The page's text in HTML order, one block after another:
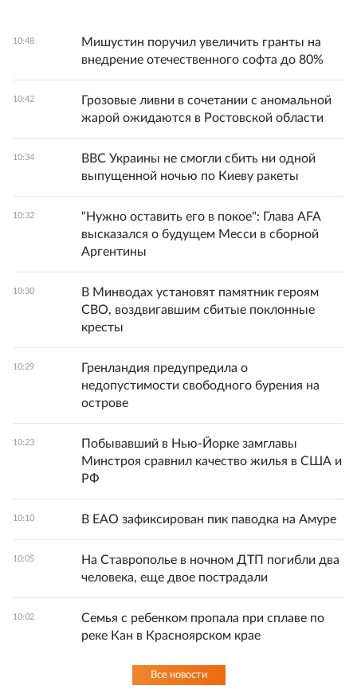
10:48
Мишустин поручил увеличить гранты на
внедрение отечественного софта до 80%
10:42
Грозовые ливни в сочетании с аномальной
жарой ожидаются в Ростовской области
10:34
ВВС Украины не смогли сбить ни одной
выпущенной ночью по Киеву ракеты
10:32
"Нужно оставить его в покое": Глава AFA
высказался о будущем Месси в сборной
Аргентины
10:30
В Минводах установят памятник героям
СВО, воздвигавшим сбитые поклонные
кресты
10:29
Гренландия предупредила о
недопустимости свободного бурения на
острове
10:23
Побывавший в Нью-Йорке замглавы
Минстроя сравнил качество жилья в США и
РФ
10:10 В ЕАО зафиксирован пик паводка на Амуре
10:05
На Ставрополье в ночном ДТП погибли два
человека, еще двое пострадали
10:02
Семья с ребенком пропала при сплаве по
реке Кан в Красноярском крае
Все новости